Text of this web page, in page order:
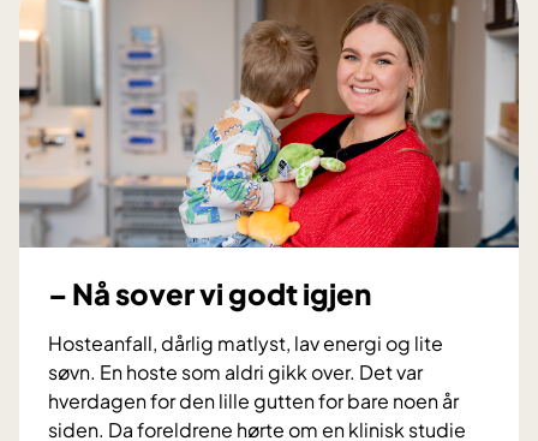
k
i
n
s
o
n
s
s
k
o
m
k
n
i
n
g
s
o
m
b
d
a
r
t
– Nå sover vi godt igjen
Hosteanfall, dårlig matlyst, lav energi og lite
søvn. En hoste som aldri gikk over. Det var
hverdagen for den lille gutten for bare noen år
siden. Da foreldrene hørte om en klinisk studie